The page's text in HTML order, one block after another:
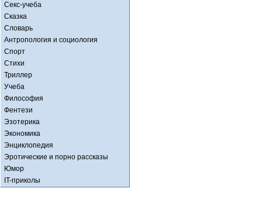
Секс-учеба
Сказка
Словарь
Антропология и социология
Спорт
Стихи
Триллер
Учеба
Философия
Фентези
Эзотерика
Экономика
Энциклопедия
Эротические и порно рассказы
Юмор
IT-приколы